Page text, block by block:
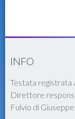
INFO
Testata registrata
Direttore
Fulvio di Giuseppe